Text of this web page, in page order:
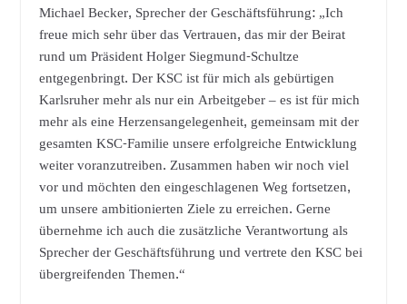
Michael Becker, Sprecher der Geschäftsführung: „Ich
freue mich sehr über das Vertrauen, das mir der Beirat
rund um Präsident Holger Siegmund-Schultze
entgegenbringt. Der KSC ist für mich als gebürtigen
Karlsruher mehr als nur ein Arbeitgeber – es ist für mich
mehr als eine Herzensangelegenheit, gemeinsam mit der
gesamten KSC-Familie unsere erfolgreiche Entwicklung
weiter voranzutreiben. Zusammen haben wir noch viel
vor und möchten den eingeschlagenen Weg fortsetzen,
um unsere ambitionierten Ziele zu erreichen. Gerne
übernehme ich auch die zusätzliche Verantwortung als
Sprecher der Geschäftsführung und vertrete den KSC bei
übergreifenden Themen.“